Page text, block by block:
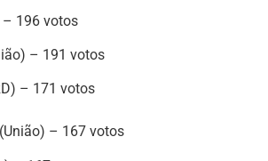
– 196 votos
– 191 votos
– 171 votos
– 167 votos